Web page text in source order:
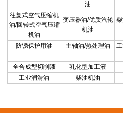
油
往复式空气压缩机
油/回转式空气压缩
机油
变压器油/优质汽轮
机油
防锈保护用油 主轴油/热处理油
全合成型切削液 乳化型加工液
工业润滑油
柴油机油